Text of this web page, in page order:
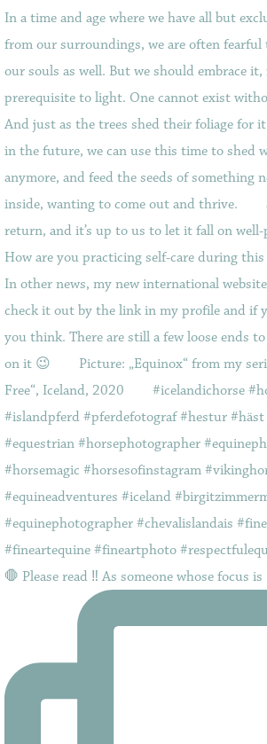
🛑 Please read ‼️ As someone whose focus is